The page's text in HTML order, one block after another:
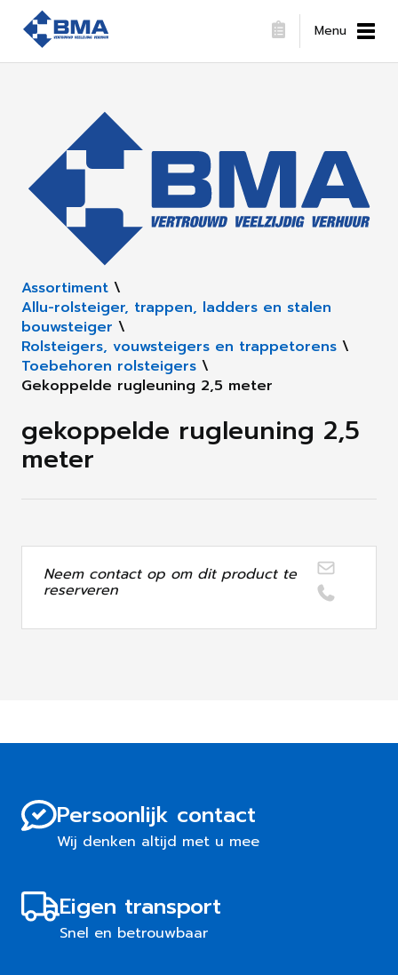
Menu
Assortiment \
Allu-rolsteiger, trappen, ladders en stalen
bouwsteiger \
Rolsteigers, vouwsteigers en trappetorens \
Toebehoren rolsteigers \
Gekoppelde rugleuning 2,5 meter
gekoppelde rugleuning 2,5
meter
Neem contact op om dit product te
reserveren
Persoonlijk contact
Wij denken altijd met u mee
Eigen transport
Snel en betrouwbaar